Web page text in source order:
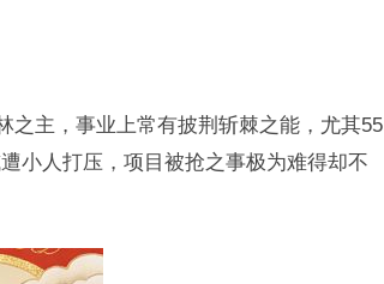
之主，事业上常有披荆斩棘之能，尤其55
小人打压，项目被抢之事极为难得却不